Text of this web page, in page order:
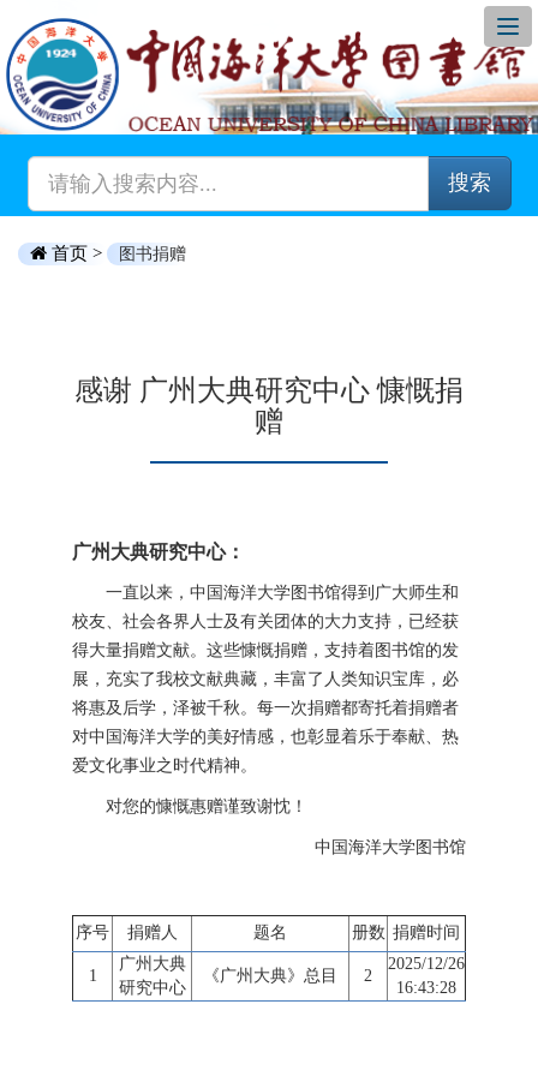
搜索
首页 > 图书捐赠
感谢 广州大典研究中心 慷慨捐
赠
广州大典研究中心：
一直以来，中国海洋大学图书馆得到广大师生和
校友、社会各界人士及有关团体的大力支持，已经获
得大量捐赠文献。这些慷慨捐赠，支持着图书馆的发
展，充实了我校文献典藏，丰富了人类知识宝库，必
将惠及后学，泽被千秋。每一次捐赠都寄托着捐赠者
对中国海洋大学的美好情感，也彰显着乐于奉献、热
爱文化事业之时代精神。
对您的慷慨惠赠谨致谢忱！
中国海洋大学图书馆
序号 捐赠人 题名 册数 捐赠时间
1
广州大典
研究中心
《广州大典》总目 2
2025/12/26
16:43:28